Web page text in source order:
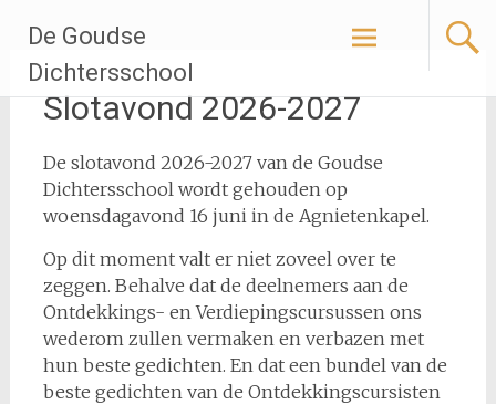
naar
inhoud
De Goudse
Dichtersschool
Slotavond 2026-2027
De slotavond 2026-2027 van de Goudse
Dichtersschool wordt gehouden op
woensdagavond 16 juni in de Agnietenkapel.
Op dit moment valt er niet zoveel over te
zeggen. Behalve dat de deelnemers aan de
Ontdekkings- en Verdiepingscursussen ons
wederom zullen vermaken en verbazen met
hun beste gedichten. En dat een bundel van de
beste gedichten van de Ontdekkingscursisten